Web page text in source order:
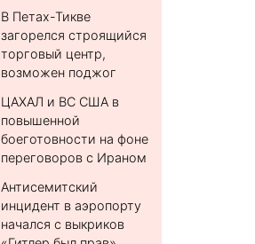
В Петах-Тикве
загорелся строящийся
торговый центр,
возможен поджог
ЦАХАЛ и ВС США в
повышенной
боеготовности на фоне
переговоров с Ираном
Антисемитский
инцидент в аэропорту
начался с выкриков